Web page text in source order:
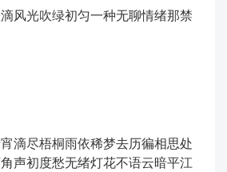
风光吹绿初匀一种无聊情绪那禁
滴尽梧桐雨依稀梦去历徧相思处ㅤ
声初度愁无绪灯花不语云暗平江